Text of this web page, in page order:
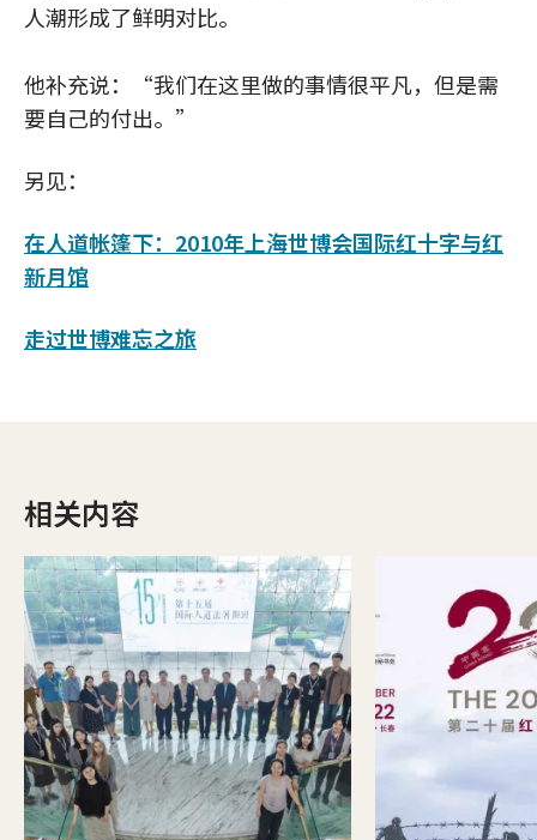
人潮形成了鲜明对比。
他补充说：“我们在这里做的事情很平凡，但是需
要自己的付出。”
另见：
在人道帐篷下：2010年上海世博会国际红十字与红
新月馆
走过世博难忘之旅
相关内容